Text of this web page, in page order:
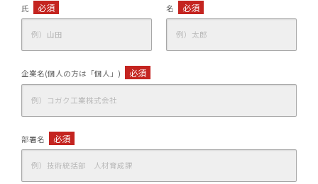
氏 必須 名 必須
企業名(個人の方は「個人」) 必須
部署名 必須